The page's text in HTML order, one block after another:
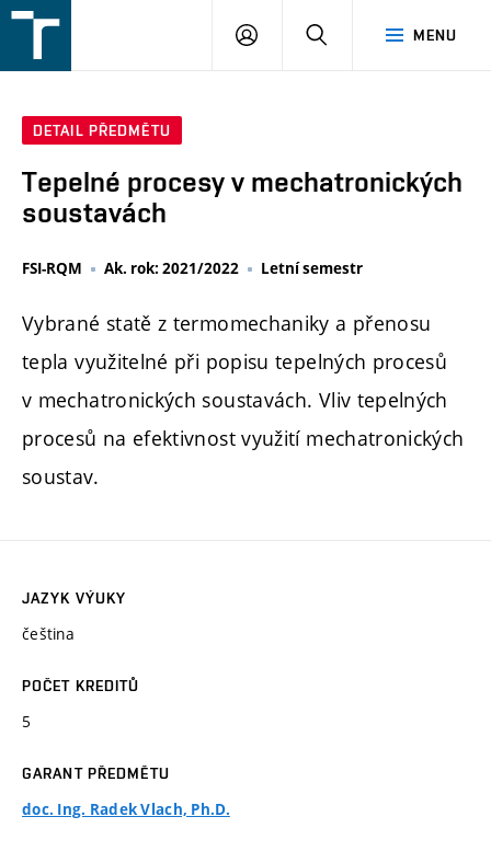
v
MENU
PŘIHLÁŠENÍ
DETAIL PŘEDMĚTU
Tepelné procesy v mechatronických
soustavách
FSI-RQM Ak. rok: 2021/2022 Letní semestr
Vybrané statě z termomechaniky a přenosu
tepla využitelné při popisu tepelných procesů
v mechatronických soustavách. Vliv tepelných
procesů na efektivnost využití mechatronických
soustav.
JAZYK VÝUKY
čeština
POČET KREDITŮ
5
GARANT PŘEDMĚTU
doc. Ing. Radek Vlach, Ph.D.